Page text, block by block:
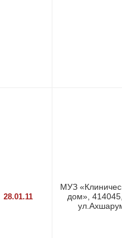
28.01.11
МУЗ
дом»,